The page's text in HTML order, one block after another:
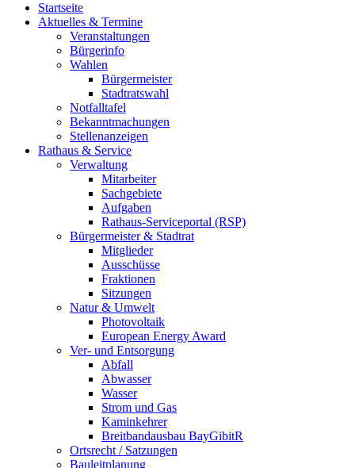
Startseite
Aktuelles & Termine
Veranstaltungen
Bürgerinfo
Wahlen
Bürgermeister
Stadtratswahl
Notfalltafel
Bekanntmachungen
Stellenanzeigen
Rathaus & Service
Verwaltung
Mitarbeiter
Sachgebiete
Aufgaben
Rathaus-Serviceportal (RSP)
Bürgermeister & Stadtrat
Mitglieder
Ausschüsse
Fraktionen
Sitzungen
Natur & Umwelt
Photovoltaik
European Energy Award
Ver- und Entsorgung
Abfall
Abwasser
Wasser
Strom und Gas
Kaminkehrer
Breitbandausbau BayGibitR
Ortsrecht / Satzungen
Bauleitplanung